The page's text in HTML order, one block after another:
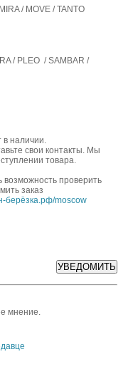
/ MOVE / TANTO
/ PLEO / SAMBAR /
в наличии.
свои контакты. Мы
товара.
проверить
заказ
берёзка.рф/moscow
мнение.